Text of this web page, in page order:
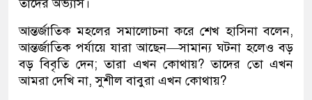
তাদের অভ্যাস।
আন্তর্জাতিক মহলের সমালোচনা করে শেখ হাসিনা বলেন,
আন্তর্জাতিক পর্যায়ে যারা আছেন—সামান্য ঘটনা হলেও বড়
বড় বিবৃতি দেন; তারা এখন কোথায়? তাদের তো এখন
আমরা দেখি না, সুশীল বাবুরা এখন কোথায়?